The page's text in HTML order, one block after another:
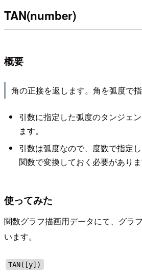
TAN(number)
概要
角の正接を返します。角を弧度で指
引数に指定した弧度のタンジェ
ます。
引数は弧度なので、度数で指定
関数で変換しておく必要がありま
使ってみた
関数グラフ描画用データにて、グラ
います。
TAN([y])